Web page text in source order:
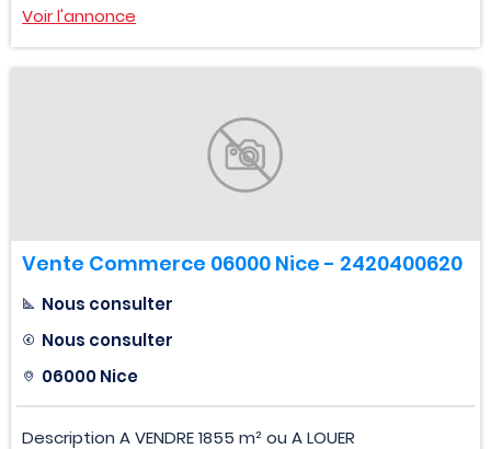
Voir l'annonce
Vente Commerce 06000 Nice - 2420400620
Nous consulter
Nous consulter
06000 Nice
Description A VENDRE 1855 m² ou A LOUER